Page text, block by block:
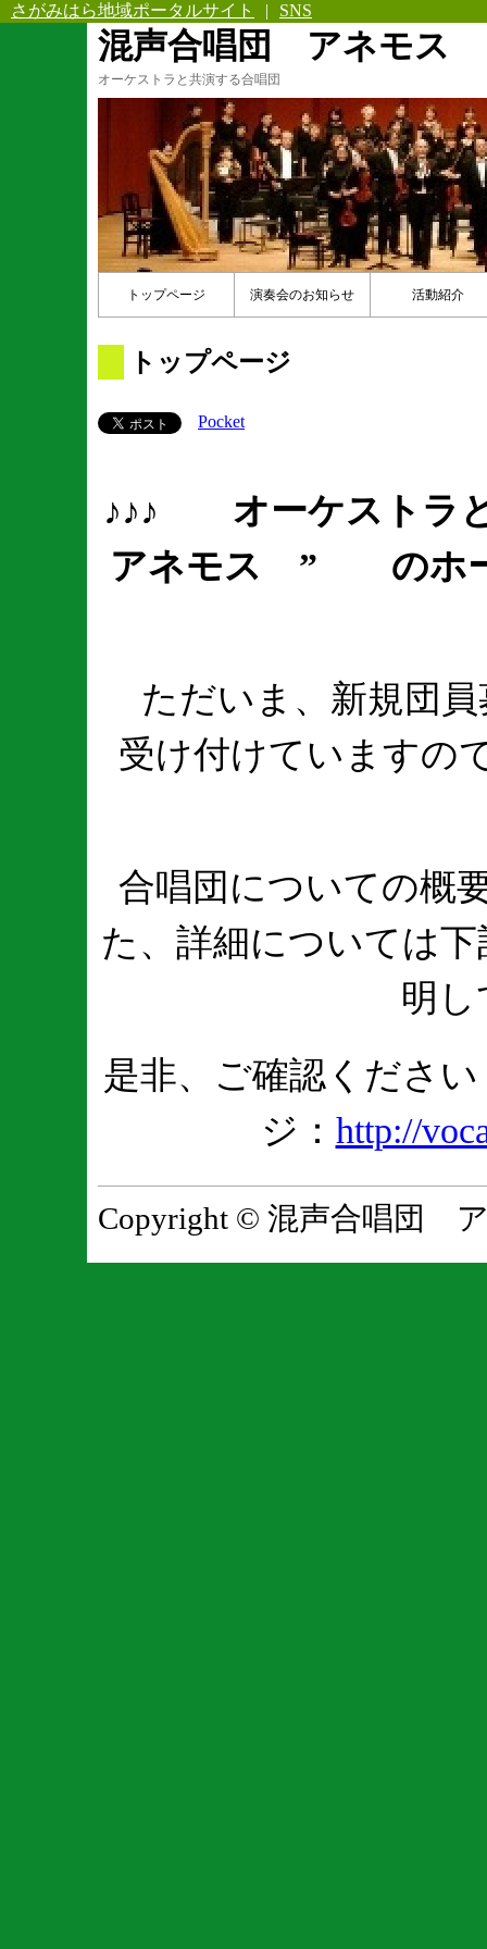
さがみはら地域ポータルサイト | SNS
混声合唱団 アネモス
オーケストラと共演する合唱団
トップページ 演奏会のお知らせ 活動紹介
トップページ
Pocket
♪♪♪ オーケストラ
アネモス ” のホー
ただいま、新規団
受け付けていますの
合唱団についての概
た、詳細については
明し
是非、ご確認く
ジ： http://
Copyright © 混声合唱団 ア